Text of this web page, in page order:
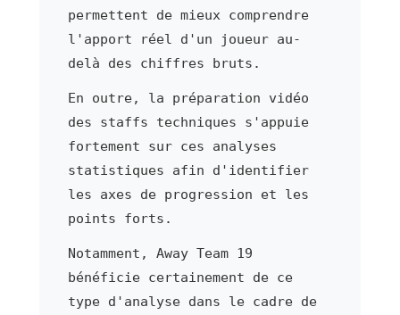
permettent de mieux comprendre
l'apport réel d'un joueur au-
delà des chiffres bruts.
En outre, la préparation vidéo
des staffs techniques s'appuie
fortement sur ces analyses
statistiques afin d'identifier
les axes de progression et les
points forts.
Notamment, Away Team 19
bénéficie certainement de ce
type d'analyse dans le cadre de